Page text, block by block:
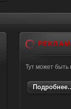
Тут может